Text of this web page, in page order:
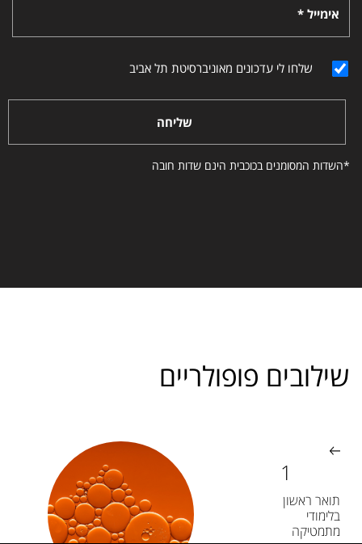
אימייל *
שלחו לי עדכונים מאוניברסיטת תל אביב
שליחה
*השדות המסומנים בכוכבית הינם שדות חובה
שילובים פופולריים
תואר ראשון
בלימודי
מתמטיקה